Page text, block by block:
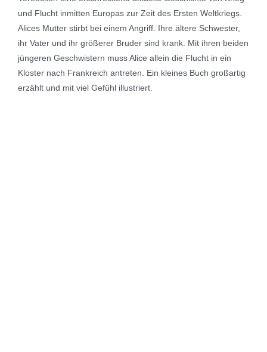
und Flucht inmitten Europas zur Zeit des Ersten Weltkriegs.
Alices Mutter stirbt bei einem Angriff. Ihre ältere Schwester,
ihr Vater und ihr größerer Bruder sind krank. Mit ihren beiden
jüngeren Geschwistern muss Alice allein die Flucht in ein
Kloster nach Frankreich antreten. Ein kleines Buch großartig
erzählt und mit viel Gefühl illustriert.